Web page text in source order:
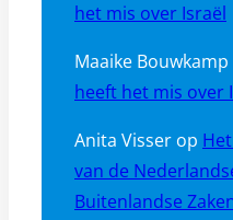
het mis over Israël
Maaike Bouwkamp
heeft het mis over
Anita Visser op
van de
Buitenlandse